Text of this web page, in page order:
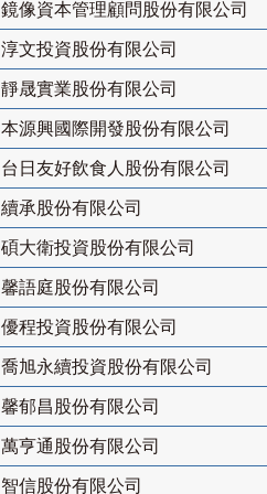
鏡像資本管理顧問股份有限公司
淳文投資股份有限公司
靜晟實業股份有限公司
本源興國際開發股份有限公司
台日友好飲食人股份有限公司
續承股份有限公司
碩大衛投資股份有限公司
馨語庭股份有限公司
優程投資股份有限公司
喬旭永續投資股份有限公司
馨郁昌股份有限公司
萬亨通股份有限公司
智信股份有限公司